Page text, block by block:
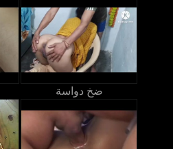
ضخ دواسة